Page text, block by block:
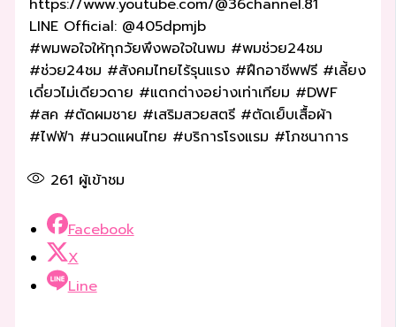
https://www.youtube.com/@36channel.81
LINE Official: @405dpmjb
#พมพอใจให้ทุกวัยพึงพอใจในพม #พมช่วย24ชม
#ช่วย24ชม #สังคมไทยไร้รุนแรง #ฝึกอาชีพฟรี #เลี้ยง
เดี่ยวไม่เดียวดาย #แตกต่างอย่างเท่าเทียม #DWF
#สค #ตัดผมชาย #เสริมสวยสตรี #ตัดเย็บเสื้อผ้า
#ไฟฟ้า #นวดแผนไทย #บริการโรงแรม #โภชนาการ
261 ผู้เข้าชม
Facebook
X
Line